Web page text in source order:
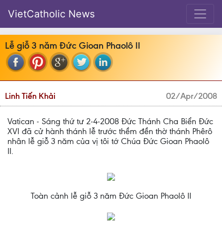
VietCatholic News
Lễ giỗ 3 năm Đức Gioan Phaolô II
Linh Tiến Khải 02/Apr/2008
Vatican - Sáng thứ tư 2-4-2008 Đức Thánh Cha Biển Đức
XVI đã cử hành thánh lễ trước thềm đền thờ thánh Phêrô
nhân lễ giỗ 3 năm của vị tôi tớ Chúa Đức Gioan Phaolô
II.
Toàn cảnh lễ giỗ 3 năm Đức Gioan Phaolô II